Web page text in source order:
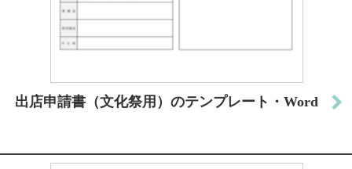
出店申請書（文化祭用）のテンプレート・Word